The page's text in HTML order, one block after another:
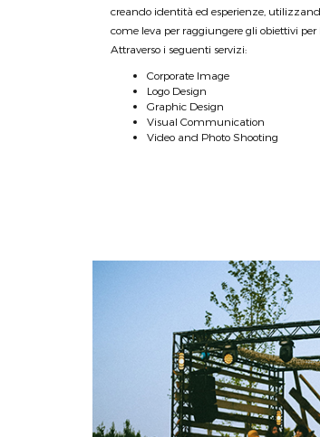
creando identità ed esperienze,
come leva per raggiungere gli obiettivi per
Attraverso i seguenti servizi:
Corporate Image
Logo Design
Graphic Design
Visual Communication
Video and Photo Shooting